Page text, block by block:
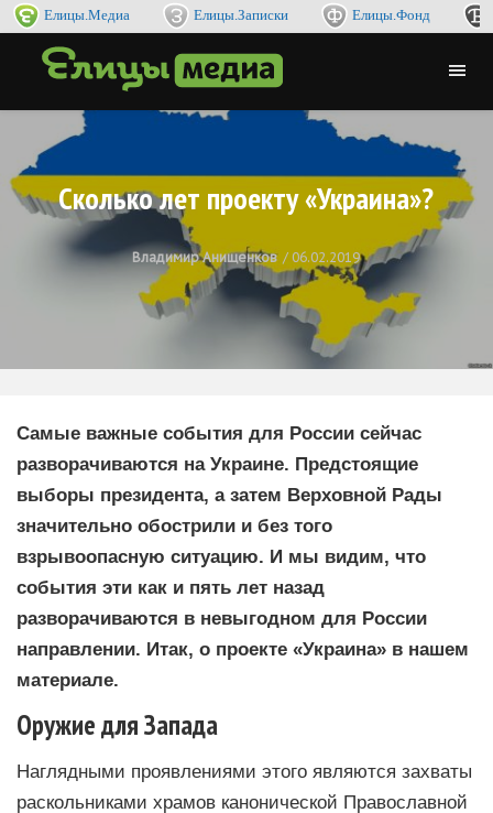
Елицы.Медиа Елицы.Записки Елицы.Фонд
Сколько лет проекту «Украина»?
Владимир Анищенков 06.02.2019
Самые важные события для России сейчас
разворачиваются на Украине. Предстоящие
выборы президента, а затем Верховной Рады
значительно обострили и без того
взрывоопасную ситуацию. И мы видим, что
события эти как и пять лет назад
разворачиваются в невыгодном для России
направлении. Итак, о проекте «Украина» в нашем
материале.
Оружие для Запада
Наглядными проявлениями этого являются захваты
раскольниками храмов канонической Православной